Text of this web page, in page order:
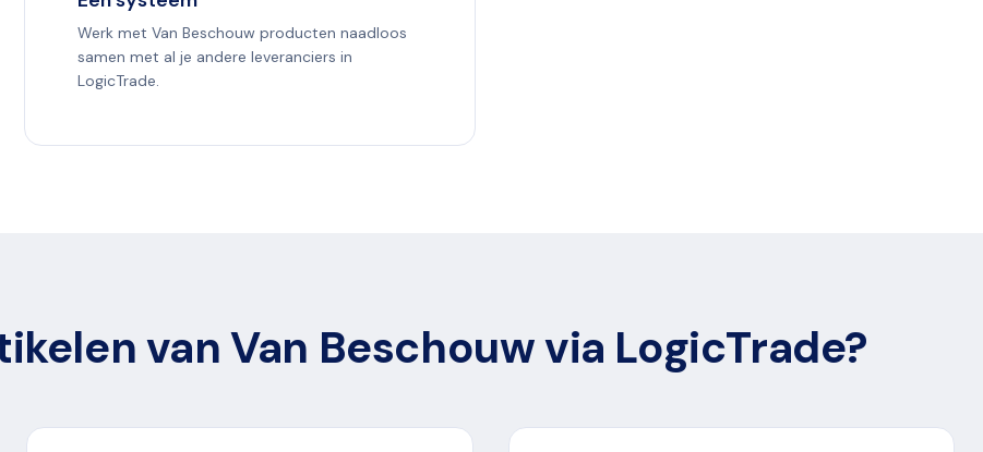
Werk met Van Beschouw producten naadloos
samen met al je andere leveranciers in
LogicTrade.
van Van Beschouw via LogicTrade?